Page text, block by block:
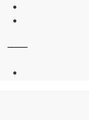
───